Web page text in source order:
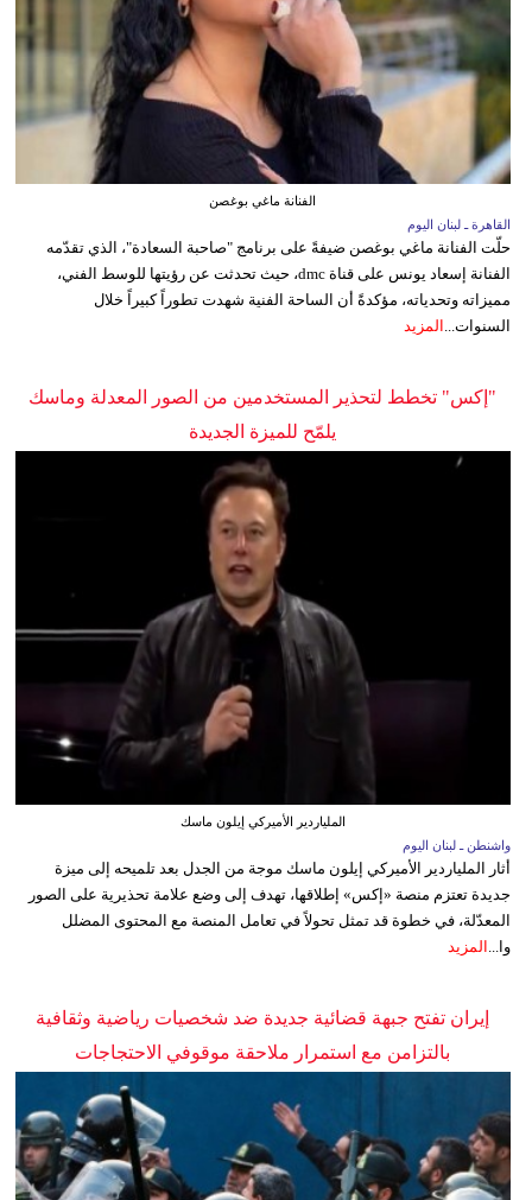
الفنانة ماغي بوغصن
القاهرة ـ لبنان اليوم
حلّت الفنانة ماغي بوغصن ضيفةً على برنامج "صاحبة السعادة"، الذي تقدّمه
الفنانة إسعاد يونس على قناة dmc، حيث تحدثت عن رؤيتها للوسط الفني،
مميزاته وتحدياته، مؤكدةً أن الساحة الفنية شهدت تطوراً كبيراً خلال
السنوات... المزيد
"إكس" تخطط لتحذير المستخدمين من الصور المعدلة وماسك
يلمّح للميزة الجديدة
الملياردير الأميركي إيلون ماسك
واشنطن ـ لبنان اليوم
أثار الملياردير الأميركي إيلون ماسك موجة من الجدل بعد تلميحه إلى ميزة
جديدة تعتزم منصة «إكس» إطلاقها، تهدف إلى وضع علامة تحذيرية على الصور
المعدّلة، في خطوة قد تمثل تحولاً في تعامل المنصة مع المحتوى المضلل
وا...
المزيد
إيران تفتح جبهة قضائية جديدة ضد شخصيات رياضية وثقافية
بالتزامن مع استمرار ملاحقة موقوفي الاحتجاجات